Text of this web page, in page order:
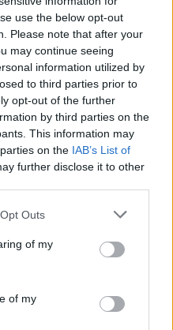
use the below opt-out
Please note that after your
may continue seeing
information utilized by
to third parties prior to
opt-out of the further
by third parties on the
This information may
on the IAB’s List of
further disclose it to other
Outs
of my
of my
ΠΡΙΝ 7 ΕΒΔΟΜΆΔΕΣ
φοράνε ροζ
στο Μουντιάλ
ΠΡΙΝ 7 ΕΒΔΟΜΆΔΕΣ